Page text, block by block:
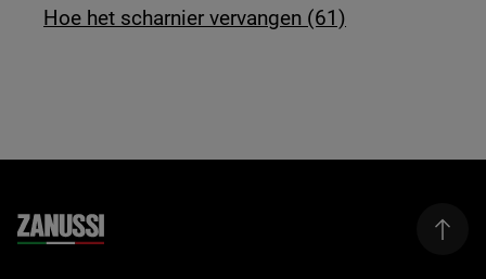
Hoe het scharnier vervangen (61)